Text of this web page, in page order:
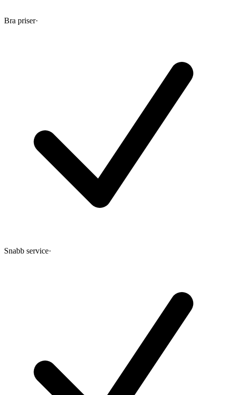
Bra priser·
Snabb service·